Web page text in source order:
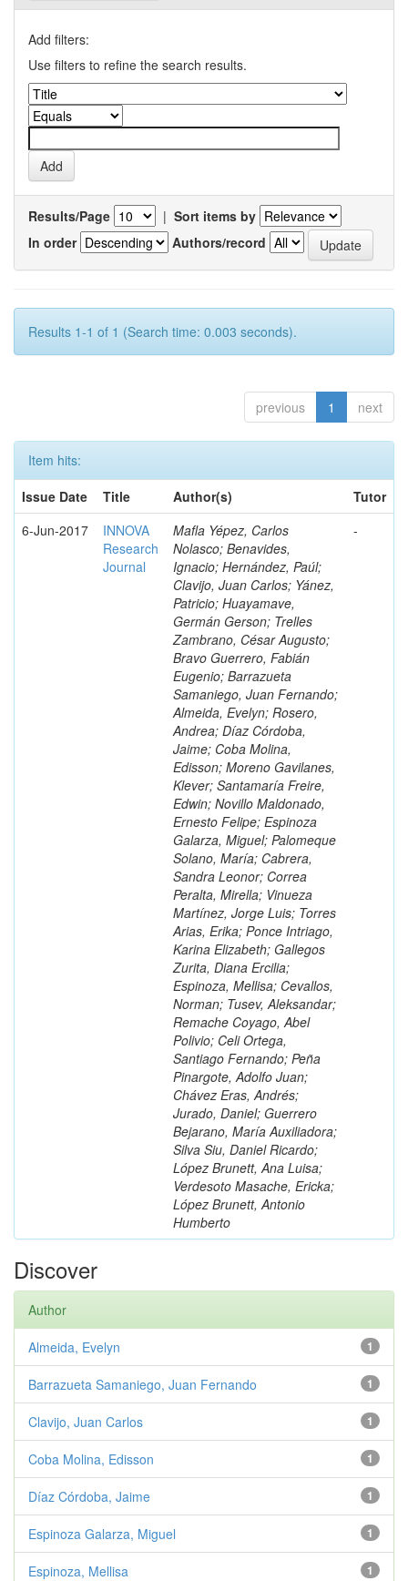
Add filters:
Use filters to refine the search results.
Results/Page | Sort items by
In order
Authors/record
Results 1-1 of 1 (Search time: 0.003 seconds).
previous 1 next
Item hits:
Issue Date
Title Author(s)
Tutor
6-Jun-2017
INNOVA
Research
Journal
Mafla Yépez, Carlos
Nolasco; Benavides,
Ignacio; Hernández, Paúl;
Clavijo, Juan Carlos; Yánez,
Patricio; Huayamave,
Germán Gerson; Trelles
Zambrano, César Augusto;
Bravo Guerrero, Fabián
Eugenio; Barrazueta
Samaniego, Juan Fernando;
Almeida, Evelyn; Rosero,
Andrea; Díaz Córdoba,
Jaime; Coba Molina,
Edisson; Moreno Gavilanes,
Klever; Santamaría Freire,
Edwin; Novillo Maldonado,
Ernesto Felipe; Espinoza
Galarza, Miguel; Palomeque
Solano, María; Cabrera,
Sandra Leonor; Correa
Peralta, Mirella; Vinueza
Martínez, Jorge Luis; Torres
Arias, Erika; Ponce Intriago,
Karina Elizabeth; Gallegos
Zurita, Diana Ercilia;
Espinoza, Mellisa; Cevallos,
Norman; Tusev, Aleksandar;
Remache Coyago, Abel
Polivio; Celi Ortega,
Santiago Fernando; Peña
Pinargote, Adolfo Juan;
Chávez Eras, Andrés;
Jurado, Daniel; Guerrero
Bejarano, María Auxiliadora;
Silva Siu, Daniel Ricardo;
López Brunett, Ana Luisa;
Verdesoto Masache, Ericka;
López Brunett, Antonio
Humberto
-
Discover
Author
1
Almeida, Evelyn
1
Barrazueta Samaniego, Juan Fernando
1
Clavijo, Juan Carlos
1
Coba Molina, Edisson
1
Díaz Córdoba, Jaime
1
Espinoza Galarza, Miguel
1
Espinoza, Mellisa